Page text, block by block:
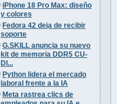
iPhone 18 Pro Max: diseño
y colores
Fedora 42 deja de recibir
soporte
G.SKILL anuncia su nuevo
kit de memoria DDR5 CU-
DI...
Python lidera el mercado
laboral frente a la IA
Meta rastrea clics de